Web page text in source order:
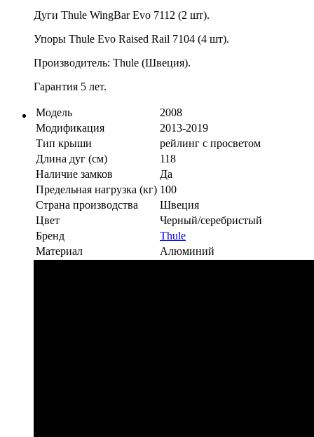
Дуги Thule WingBar Evo 7112 (2 шт).
Упоры Thule Evo Raised Rail 7104 (4 шт).
Производитель: Thule (Швеция).
Гарантия 5 лет.
Модель
2008
Модификация
2013-2019
Тип крыши
рейлинг с просветом
Длина дуг (см)
118
Наличие замков
Да
Предельная нагрузка (кг) 100
Страна производства
Швеция
Цвет
Черный/серебристый
Бренд
Thule
Материал
Алюминий